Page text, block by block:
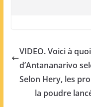
VIDEO. Voici à
d’Antananarivo
Selon Hery, les
la poudre